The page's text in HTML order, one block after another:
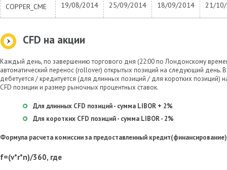
COPPER_CME 19/08/2014 25/09/2014 18/09/2014 21/
СFD на акции
Каждый день, по завершению торгового дня (22:00 по Лондонскому
автоматический перенос (rollover) открытых позиций на следующий день. В
дебетуется / кредитуется (для длинных позиций / для коротких позиций)
СFD позиции и размер рыночных процентных ставок.
Для длинных CFD позиций - сумма LIBOR + 2%
Для коротких CFD позиций - сумма LIBOR - 2%
Формула расчета комиссии за предоставленный
f=(v*r*n)/360, где